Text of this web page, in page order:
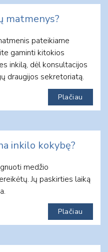
matmenys?
pateikiame
gaminti kitokios
inkilą, dėl konsultacijos
draugijos sekretoriatą.
Plačiau
inkilo kokybę?
medžio
Jų paskirties laiką
Plačiau